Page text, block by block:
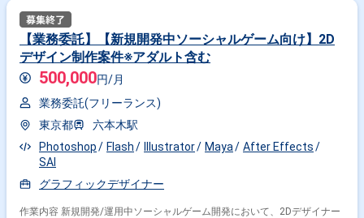
【業務委託】【新規開発中ソーシャルゲーム向け】2D
デザイン制作案件※アダルト含む
500,000円/月
業務委託(フリーランス)
東京都
六本木駅
Photoshop
Flash Illustrator Maya
After Effects
SAI
グラフィックデザイナー
作業内容 新規開発/運用中ソーシャルゲーム開発において、2Dデザイナー